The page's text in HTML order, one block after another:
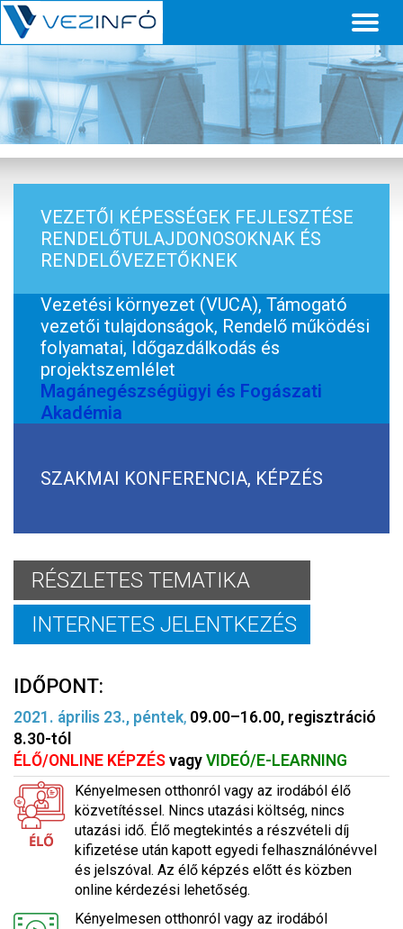
VEZETŐI KÉPESSÉGEK FEJLESZTÉSE
RENDELŐTULAJDONOSOKNAK ÉS
RENDELŐVEZETŐKNEK
Vezetési környezet (VUCA), Támogató
vezetői tulajdonságok, Rendelő működési
folyamatai, Időgazdálkodás és
projektszemlélet
Magánegészségügyi és Fogászati
Akadémia
SZAKMAI KONFERENCIA, KÉPZÉS
RÉSZLETES TEMATIKA
INTERNETES JELENTKEZÉS
IDŐPONT:
2021. április 23., péntek, 09.00–16.00, regisztráció
8.30-tól
ÉLŐ/ONLINE KÉPZÉS vagy VIDEÓ/E-LEARNING
Kényelmesen otthonról vagy az irodából élő
közvetítéssel. Nincs utazási költség, nincs
utazási idő. Élő megtekintés a részvételi díj
kifizetése után kapott egyedi felhasználónévvel
és jelszóval. Az élő képzés előtt és közben
online kérdezési lehetőség.
Kényelmesen otthonról vagy az irodából